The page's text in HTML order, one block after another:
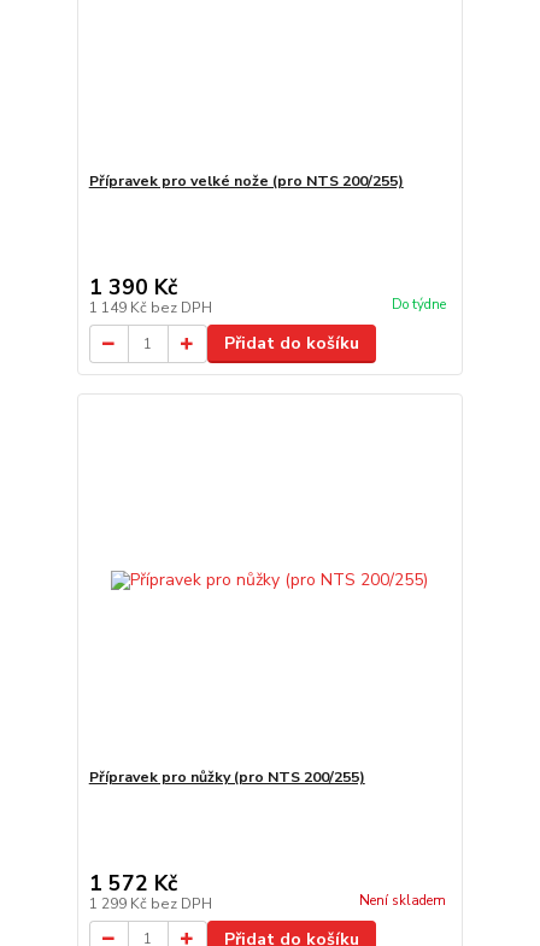
Přípravek pro velké nože (pro NTS 200/255)
1 390 Kč
1 149 Kč bez DPH Do týdne
Přidat do košíku
Přípravek pro nůžky (pro NTS 200/255)
1 572 Kč
1 299 Kč bez DPH Není skladem
Přidat do košíku